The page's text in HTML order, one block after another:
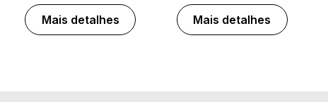
Mais detalhes Mais detalhes